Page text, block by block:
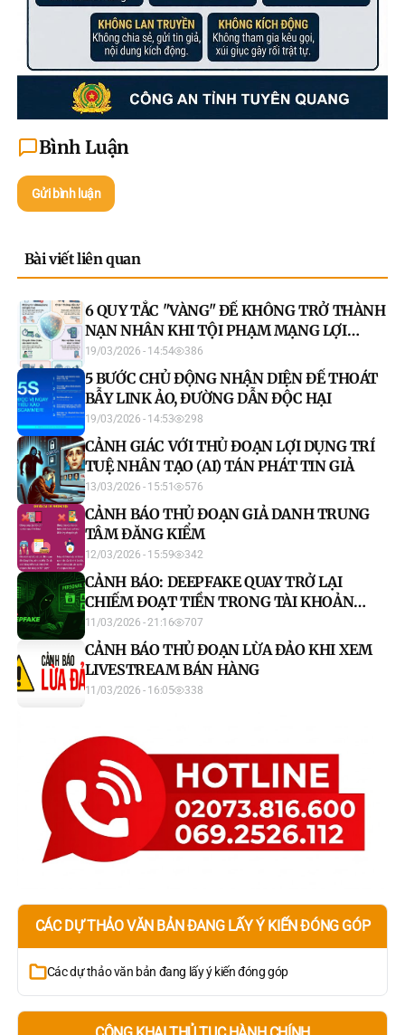
Bình Luận
Gửi bình luận
Bài viết liên quan
6 QUY TẮC "VÀNG" ĐỂ KHÔNG TRỞ THÀNH
NẠN NHÂN KHI TỘI PHẠM MẠNG LỢI
DỤNG AI
19/03/2026 - 14:54 386
5 BƯỚC CHỦ ĐỘNG NHẬN DIỆN ĐỂ THOÁT
BẪY LINK ẢO, ĐƯỜNG DẪN ĐỘC HẠI
19/03/2026 - 14:53 298
CẢNH GIÁC VỚI THỦ ĐOẠN LỢI DỤNG TRÍ
TUỆ NHÂN TẠO (AI) TÁN PHÁT TIN GIẢ
13/03/2026 - 15:51 576
CẢNH BÁO THỦ ĐOẠN GIẢ DANH TRUNG
TÂM ĐĂNG KIỂM
12/03/2026 - 15:59 342
CẢNH BÁO: DEEPFAKE QUAY TRỞ LẠI
CHIẾM ĐOẠT TIỀN TRONG TÀI KHOẢN
NGÂN HÀNG
11/03/2026 - 21:16 707
CẢNH BÁO THỦ ĐOẠN LỪA ĐẢO KHI XEM
LIVESTREAM BÁN HÀNG
11/03/2026 - 16:05 338
CÁC DỰ THẢO VĂN BẢN ĐANG LẤY Ý KIẾN ĐÓNG GÓP
Các dự thảo văn bản đang lấy ý kiến đóng góp